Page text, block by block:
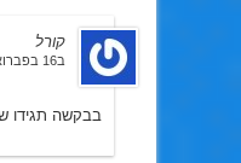
קורל
ב16 בפברואר 2016
בבקשה תגידו